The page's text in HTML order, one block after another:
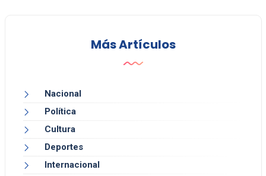
Más Artículos
Nacional
Política
Cultura
Deportes
Internacional